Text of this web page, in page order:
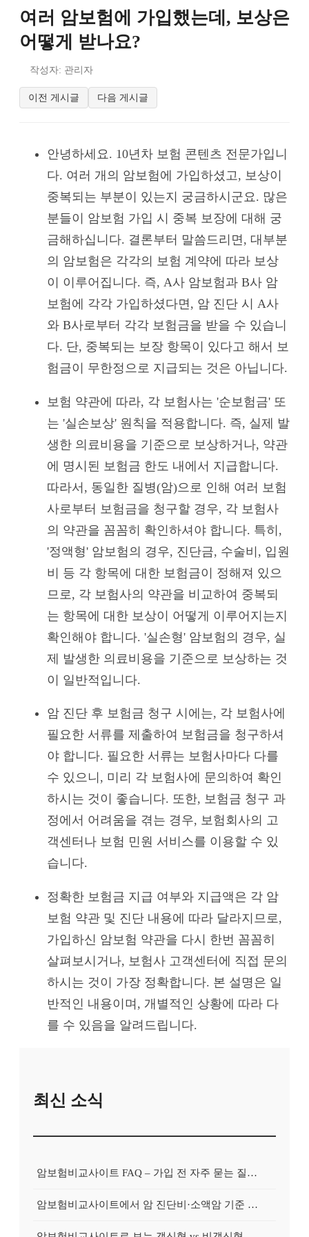
여러 암보험에 가입했는데, 보상은
어떻게 받나요?
작성자: 관리자
이전 게시글 다음 게시글
안녕하세요. 10년차 보험 콘텐츠 전문가입니
다. 여러 개의 암보험에 가입하셨고, 보상이
중복되는 부분이 있는지 궁금하시군요. 많은
분들이 암보험 가입 시 중복 보장에 대해 궁
금해하십니다. 결론부터 말씀드리면, 대부분
의 암보험은 각각의 보험 계약에 따라 보상
이 이루어집니다. 즉, A사 암보험과 B사 암
보험에 각각 가입하셨다면, 암 진단 시 A사
와 B사로부터 각각 보험금을 받을 수 있습니
다. 단, 중복되는 보장 항목이 있다고 해서 보
험금이 무한정으로 지급되는 것은 아닙니다.
보험 약관에 따라, 각 보험사는 '순보험금' 또
는 '실손보상' 원칙을 적용합니다. 즉, 실제 발
생한 의료비용을 기준으로 보상하거나, 약관
에 명시된 보험금 한도 내에서 지급합니다.
따라서, 동일한 질병(암)으로 인해 여러 보험
사로부터 보험금을 청구할 경우, 각 보험사
의 약관을 꼼꼼히 확인하셔야 합니다. 특히,
'정액형' 암보험의 경우, 진단금, 수술비, 입원
비 등 각 항목에 대한 보험금이 정해져 있으
므로, 각 보험사의 약관을 비교하여 중복되
는 항목에 대한 보상이 어떻게 이루어지는지
확인해야 합니다. '실손형' 암보험의 경우, 실
제 발생한 의료비용을 기준으로 보상하는 것
이 일반적입니다.
암 진단 후 보험금 청구 시에는, 각 보험사에
필요한 서류를 제출하여 보험금을 청구하셔
야 합니다. 필요한 서류는 보험사마다 다를
수 있으니, 미리 각 보험사에 문의하여 확인
하시는 것이 좋습니다. 또한, 보험금 청구 과
정에서 어려움을 겪는 경우, 보험회사의 고
객센터나 보험 민원 서비스를 이용할 수 있
습니다.
정확한 보험금 지급 여부와 지급액은 각 암
보험 약관 및 진단 내용에 따라 달라지므로,
가입하신 암보험 약관을 다시 한번 꼼꼼히
살펴보시거나, 보험사 고객센터에 직접 문의
하시는 것이 가장 정확합니다. 본 설명은 일
반적인 내용이며, 개별적인 상황에 따라 다
를 수 있음을 알려드립니다.
최신 소식
암보험비교사이트 FAQ – 가입 전 자주 묻는 질문 정리
암보험비교사이트에서 암 진단비·소액암 기준 제대로 비교하기